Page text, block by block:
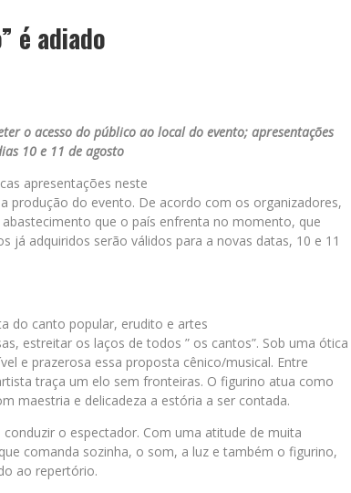
INICIA NOVA FASE
é adiado
o acesso do público ao local do evento; apresentações
10 e 11 de agosto
apresentações neste
produção do evento. De acordo com os organizadores,
que o país enfrenta no momento, que
já adquiridos serão válidos para a novas datas, 10 e 11
do canto popular, erudito e artes
estreitar os laços de todos ” os cantos”. Sob uma ótica
e prazerosa essa proposta cênico/musical. Entre
traça um elo sem fronteiras. O figurino atua como
maestria e delicadeza a estória a ser contada.
o espectador. Com uma atitude de muita
comanda sozinha, o som, a luz e também o figurino,
ao repertório.